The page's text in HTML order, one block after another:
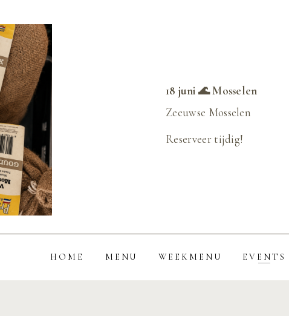
18 juni 🌊 Mosselen
Zeeuwse Mosselen
Reserveer tijdig!
HOME MENU WEEKMENU EVENTS